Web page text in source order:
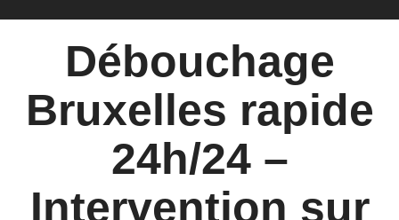
Débouchage
Bruxelles rapide
24h/24 –
Intervention sur